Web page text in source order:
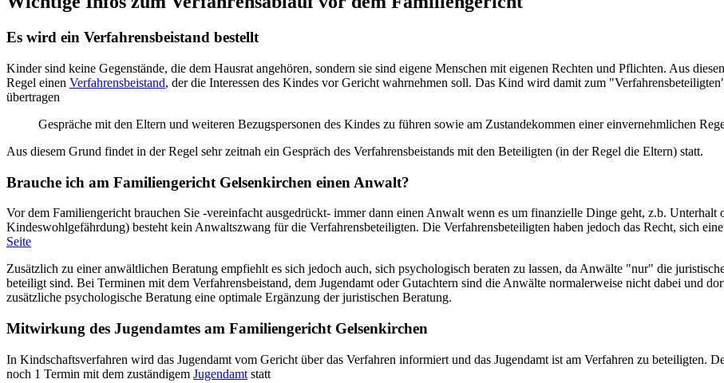
Es wird ein Verfahrensbeistand bestellt
Kinder sind keine Gegenstände, die dem Hausrat angehören, sondern sie sind eigene Menschen mit eigenen Rechten und Pflichten. Aus
Regel einen Verfahrensbeistand, der die Interessen des Kindes vor Gericht wahrnehmen soll. Das Kind wird damit zum
übertragen
Gespräche mit den Eltern und weiteren Bezugspersonen des Kindes zu führen sowie am Zustandekommen einer einvernehmlichen
Aus diesem Grund findet in der Regel sehr zeitnah ein Gespräch des Verfahrensbeistands mit den Beteiligten (in der Regel die Eltern) statt.
Brauche ich am Familiengericht Gelsenkirchen einen Anwalt?
Vor dem Familiengericht brauchen Sie -vereinfacht ausgedrückt- immer dann einen Anwalt wenn es um finanzielle Dinge geht, z.b.
Kindeswohlgefährdung) besteht kein Anwaltszwang für die Verfahrensbeteiligten. Die Verfahrensbeteiligten haben jedoch das Recht, sich
Seite
Zusätzlich zu einer anwältlichen Beratung empfiehlt es sich jedoch auch, sich psychologisch beraten zu lassen, da Anwälte "nur" die
beteiligt sind. Bei Terminen mit dem Verfahrensbeistand, dem Jugendamt oder Gutachtern sind die Anwälte normalerweise nicht dabei und
zusätzliche psychologische Beratung eine optimale Ergänzung der juristischen Beratung.
Mitwirkung des Jugendamtes am Familiengericht Gelsenkirchen
In Kindschaftsverfahren wird das Jugendamt vom Gericht über das Verfahren informiert und das Jugendamt ist am Verfahren zu beteiligten.
noch 1 Termin mit dem zuständigem Jugendamt statt